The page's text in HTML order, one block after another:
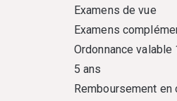
Examens de vue
Examens
Ordonnance valable
5 ans
Remboursement en